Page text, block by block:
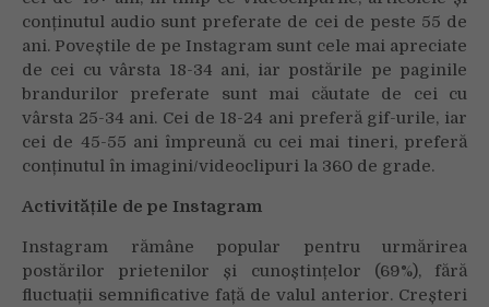
conținutul audio sunt preferate de cei de peste 55 de
ani. Poveștile de pe Instagram sunt cele mai apreciate
de cei cu vârsta 18-34 ani, iar postările pe paginile
brandurilor preferate sunt mai căutate de cei cu
vârsta 25-34 ani. Cei de 18-24 ani preferă gif-urile, iar
cei de 45-55 ani împreună cu cei mai tineri, preferă
conținutul în imagini/videoclipuri la 360 de grade.
Activitățile de pe Instagram
Instagram rămâne popular pentru urmărirea
postărilor prietenilor și cunoștințelor (69%), fără
fluctuații semnificative față de valul anterior. Creșteri